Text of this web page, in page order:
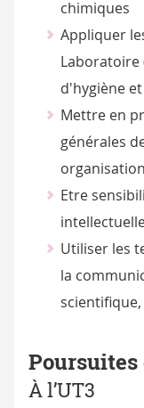
chimiques
Appliquer
Laboratoire
d'hygiène
Mettre en
générales
Etre
Utiliser les
la
Poursuites
À l’UT3